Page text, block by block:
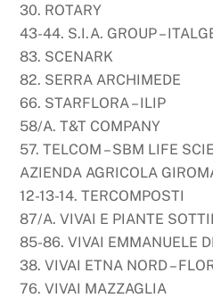
30. ROTARY
43-44. S.I.A. GROUP –
83. SCENARK
82. SERRA ARCHIMEDE
66. STARFLORA – ILIP
58/A. T&T COMPANY
57. TELCOM – SBM LIFE
AZIENDA AGRICOLA
12-13-14. TERCOMPOSTI
87/A. VIVAI E PIANTE
85-86. VIVAI EMMANUELE
38. VIVAI ETNA NORD –
76. VIVAI MAZZAGLIA